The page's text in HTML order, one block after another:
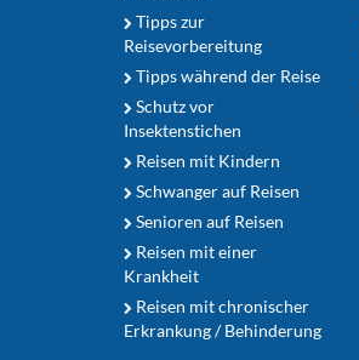
Tipps zur
Reisevorbereitung
Tipps während der Reise
Schutz vor
Insektenstichen
Reisen mit Kindern
Schwanger auf Reisen
Senioren auf Reisen
Reisen mit einer
Krankheit
Reisen mit chronischer
Erkrankung / Behinderung